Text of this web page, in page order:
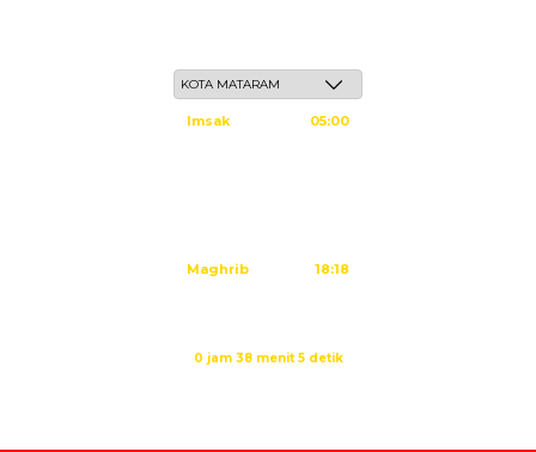
Imsak 05:00
Maghrib 18:18
0 jam 38 menit 5 detik